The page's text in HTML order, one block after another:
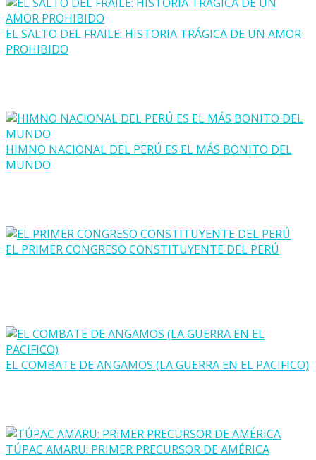
EL SALTO DEL FRAILE: HISTORIA TRÁGICA DE UN AMOR
PROHIBIDO
HIMNO NACIONAL DEL PERÚ ES EL MÁS BONITO DEL
MUNDO
EL PRIMER CONGRESO CONSTITUYENTE DEL PERÚ
EL COMBATE DE ANGAMOS (LA GUERRA EN EL PACIFICO)
TÚPAC AMARU: PRIMER PRECURSOR DE AMÉRICA